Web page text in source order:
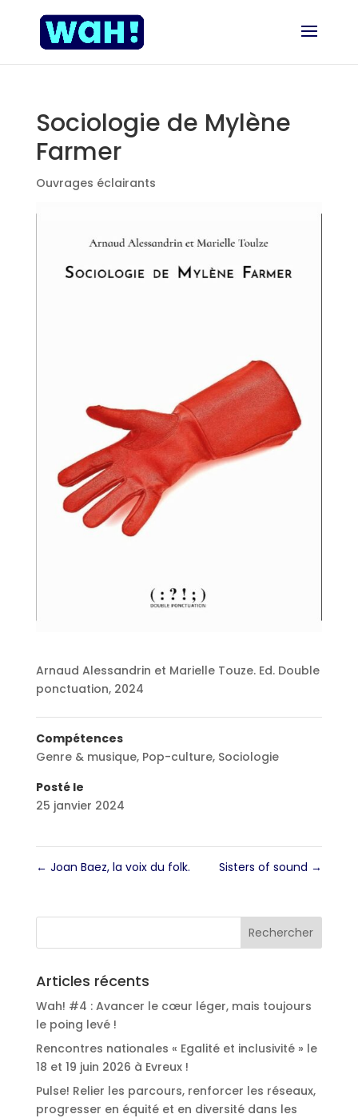
Sociologie de Mylène
Farmer
Ouvrages éclairants
Arnaud Alessandrin et Marielle Touze. Ed. Double
ponctuation, 2024
Compétences
Genre & musique, Pop-culture, Sociologie
Posté le
25 janvier 2024
← Joan Baez, la voix du folk. Sisters of sound →
Articles récents
Wah! #4 : Avancer le cœur léger, mais toujours
le poing levé !
Rencontres nationales « Egalité et inclusivité » le
18 et 19 juin 2026 à Evreux !
Pulse! Relier les parcours, renforcer les réseaux,
progresser en équité et en diversité dans les